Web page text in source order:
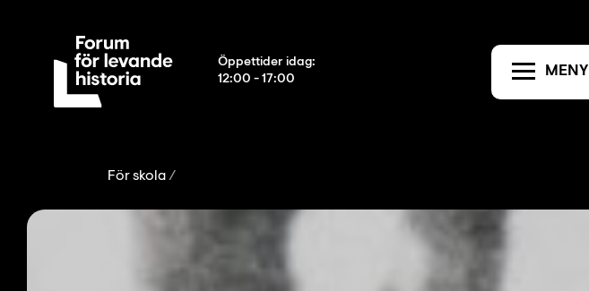
Öppettider idag:
12:00 - 17:00
MENY
För skola